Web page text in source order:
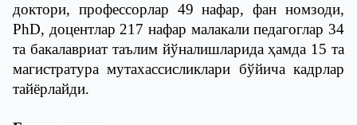
доктори, профессорлар 49 нафар, фан номзоди,
PhD, доцентлар 217 нафар малакали педагоглар 34
та бакалавриат таълим йўналишларида ҳамда 15 та
магистратура мутахассисликлари бўйича кадрлар
тайёрлайди.